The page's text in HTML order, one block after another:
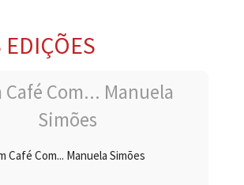
Café Com... Manuela Simões